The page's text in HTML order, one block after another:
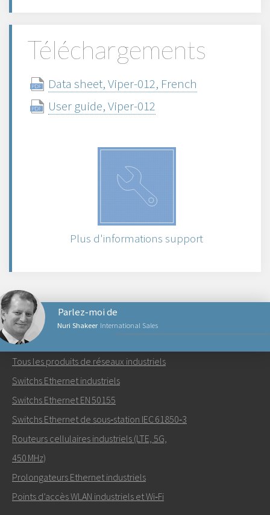
Téléchargements
Data sheet, Viper-012, French
User guide, Viper-012
Plus d'informations support
Nuri Shakeer International Sales
Parlez‑moi de
Envoyer un email à Nuri
Comment Nuri peut-il vous contacter?
PRODUITS RÉSEAUX
Tous les produits de réseaux industriels
Switchs Ethernet industriels
Switchs Ethernet EN 50155
Switchs Ethernet de sous‑station IEC 61850‑3
Routeurs cellulaires industriels (LTE, 5G,
450 MHz)
Prolongateurs Ethernet industriels
Points d’accès WLAN industriels et Wi‑Fi